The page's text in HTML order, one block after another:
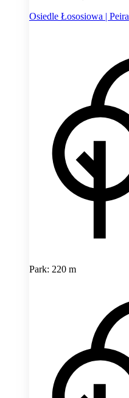
Osiedle Łososiowa | Peira
Park: 220 m